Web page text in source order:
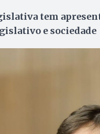
tem
e sociedade